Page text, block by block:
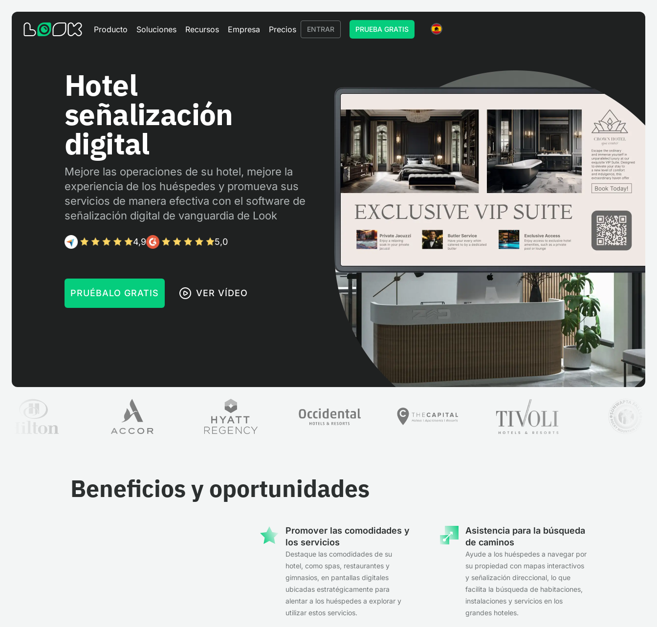
Producto Soluciones Recursos Empresa Precios ENTRAR PRUEBA GRATIS
Hotel
señalización
digital
Mejore las operaciones de su hotel, mejore la
experiencia de los huéspedes y promueva sus
servicios de manera efectiva con el software de
señalización digital de vanguardia de Look
4,9 5,0
PRUÉBALO GRATIS VER VÍDEO
Beneficios y oportunidades
Promover las comodidades y
los servicios
Destaque las comodidades de su
hotel, como spas, restaurantes y
gimnasios, en pantallas digitales
ubicadas estratégicamente para
alentar a los huéspedes a explorar y
utilizar estos servicios.
Asistencia para la búsqueda
de caminos
Ayude a los huéspedes a navegar por
su propiedad con mapas interactivos
y señalización direccional, lo que
facilita la búsqueda de habitaciones,
instalaciones y servicios en los
grandes hoteles.